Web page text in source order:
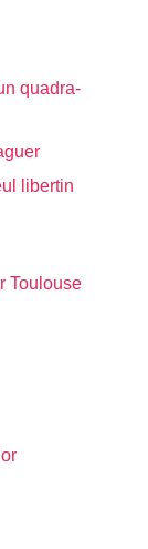
quadra-
libertin
Toulouse